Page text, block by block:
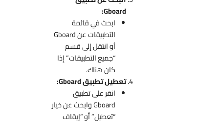
Gboard:
ابحث في قائمة
التطبيقات عن Gboard
أو انتقل إلى قسم
“جميع التطبيقات” إذا
كان هناك.
تعطيل تطبيق Gboard:
انقر على تطبيق
Gboard وابحث عن خيار
“تعطيل” أو “إيقاف